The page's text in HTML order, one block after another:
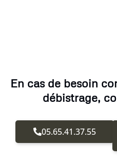
En cas de besoin
débistrage,
05.65.41.37.55